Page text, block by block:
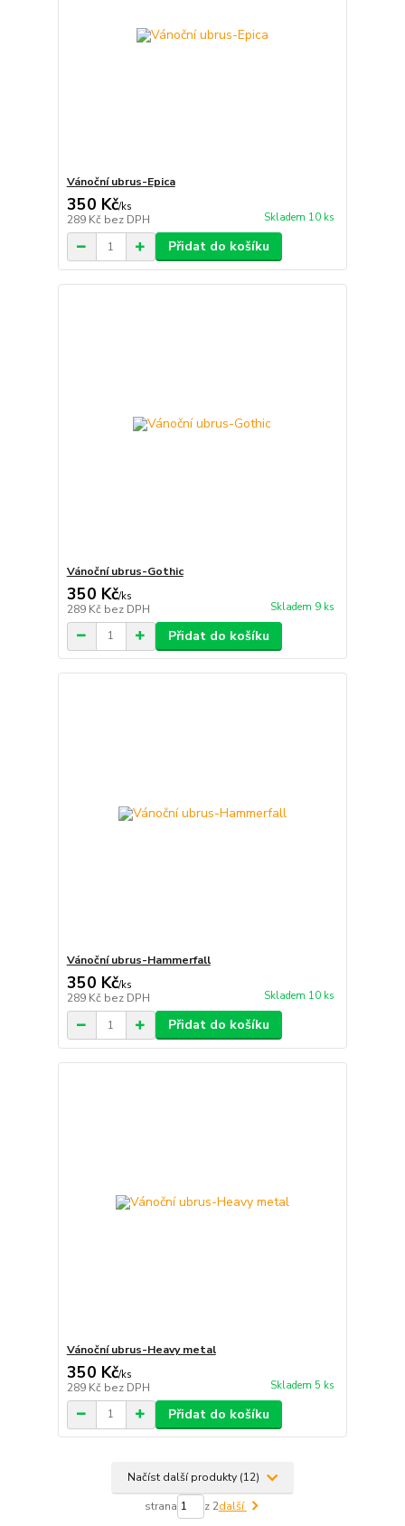
Vánoční ubrus-Epica
350 Kč/ks
289 Kč bez DPH Skladem 10 ks
Přidat do košíku
Vánoční ubrus-Gothic
350 Kč/ks
289 Kč bez DPH Skladem 9 ks
Přidat do košíku
Vánoční ubrus-Hammerfall
350 Kč/ks
289 Kč bez DPH Skladem 10 ks
Přidat do košíku
Vánoční ubrus-Heavy metal
350 Kč/ks
289 Kč bez DPH Skladem 5 ks
Přidat do košíku
Načíst další produkty (12)
strana z 2další